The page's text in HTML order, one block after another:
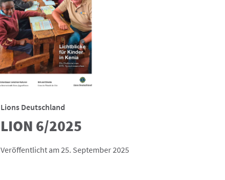
Lions Deutschland
LION 6/2025
Veröffentlicht am 25. September 2025